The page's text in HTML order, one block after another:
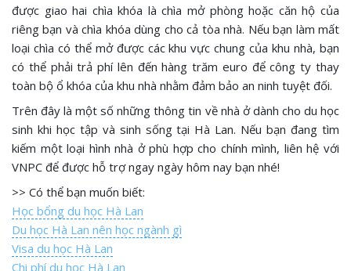
được giao hai chìa khóa là chìa mở phòng hoặc căn hộ của
riêng bạn và chìa khóa dùng cho cả tòa nhà. Nếu bạn làm mất
loại chìa có thể mở được các khu vực chung của khu nhà, bạn
có thể phải trả phí lên đến hàng trăm euro để công ty thay
toàn bộ ổ khóa của khu nhà nhằm đảm bảo an ninh tuyệt đối.
Trên đây là một số những thông tin về nhà ở dành cho du học
sinh khi học tập và sinh sống tại Hà Lan. Nếu bạn đang tìm
kiếm một loại hình nhà ở phù hợp cho chính mình, liên hệ với
VNPC để được hỗ trợ ngay ngày hôm nay bạn nhé!
>> Có thể bạn muốn biết:
Học bổng du học Hà Lan
Du học Hà Lan nên học ngành gì
Visa du học Hà Lan
Chi phí du học Hà Lan